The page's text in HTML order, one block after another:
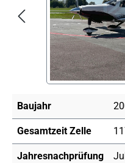
Baujahr
Gesamtzeit Zelle
Jahresnachprüfung